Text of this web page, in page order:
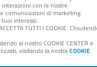
con le nostre
comunicazioni di marketing
interessi.
TUTTI I COOKIE.
al nostro COOKIE CENTER e
visitando la nostra COOKIE